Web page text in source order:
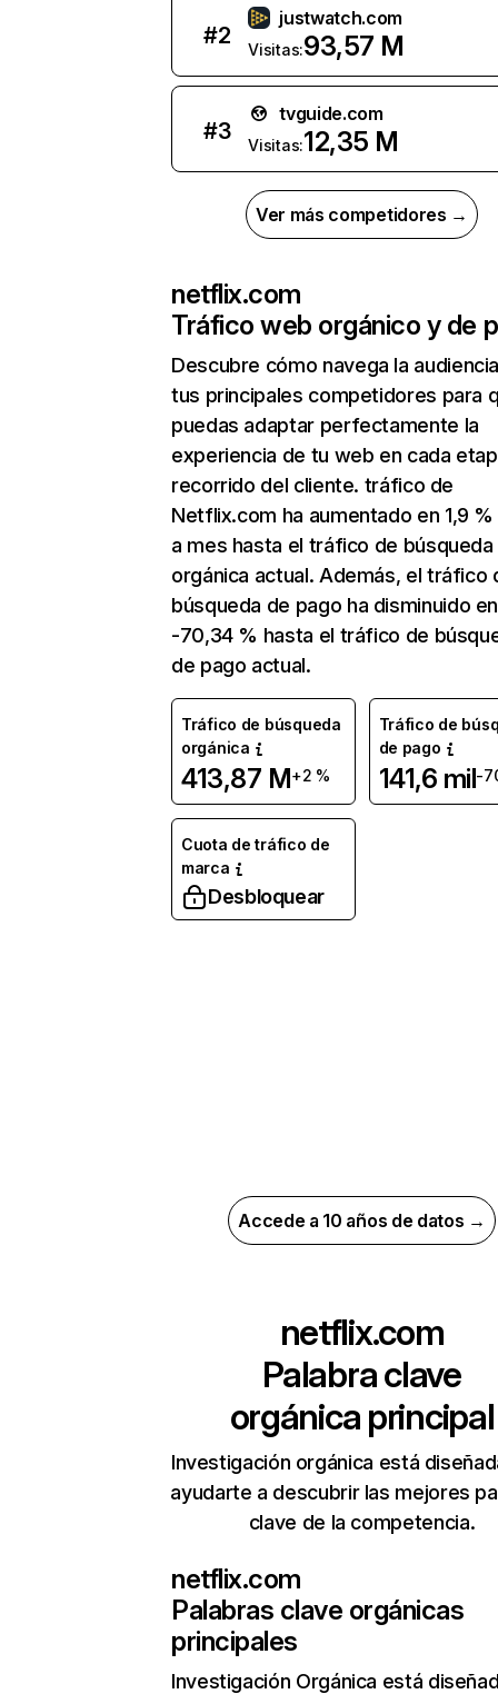
#2
justwatch.com
Visitas:93,57 M
#3
tvguide.com
Visitas:12,35 M
Ver más competidores →
netflix.com
Tráfico web orgánico y de
Descubre cómo navega la
tus principales competidores para
puedas adaptar perfectamente la
experiencia de tu web en cada
recorrido del cliente. tráfico de
Netflix.com ha aumentado en 1,9
a mes hasta el tráfico de búsqueda
orgánica actual. Además, el tráfico
búsqueda de pago ha disminuido en
-70,34 % hasta el tráfico de
de pago actual.
Tráfico de búsqueda
orgánica
413,87 M+2 %
Tráfico de
de pago
141,6 mil-
Cuota de tráfico de
marca
Desbloquear
Accede a 10 años de datos →
netflix.com
Palabra clave
orgánica principal
Investigación orgánica está
ayudarte a descubrir las mejores
clave de la competencia.
netflix.com
Palabras clave orgánicas
principales
Investigación Orgánica está